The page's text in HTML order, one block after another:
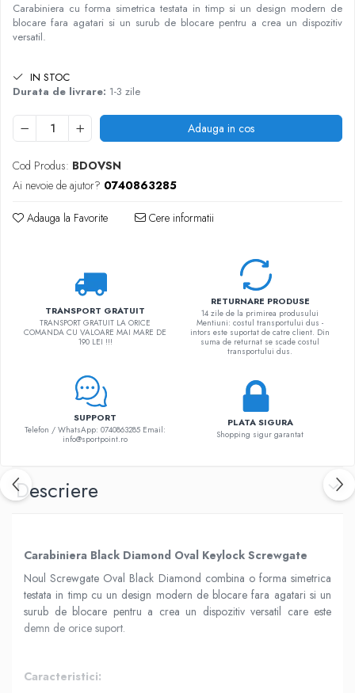
Carabiniera cu forma simetrica testata in timp si un design modern de
blocare fara agatari si un surub de blocare pentru a crea un dispozitiv
versatil.
IN STOC
Durata de livrare: 1-3 zile
Adauga in cos
Cod Produs: BDOVSN
Ai nevoie de ajutor? 0740863285
Adauga la Favorite Cere informatii
TRANSPORT GRATUIT
TRANSPORT GRATUIT LA ORICE
COMANDA CU VALOARE MAI MARE DE
190 LEI !!!
RETURNARE PRODUSE
14 zile de la primirea produsului
Mentiuni: costul transportului dus -
intors este suportat de catre client. Din
suma de returnat se scade costul
transportului dus.
SUPPORT
Telefon / WhatsApp: 0740863285 Email:
info@sportpoint.ro
PLATA SIGURA
Shopping sigur garantat
Descriere
Carabiniera Black Diamond Oval Keylock Screwgate
Noul Screwgate Oval Black Diamond combina o forma simetrica
testata in timp cu un design modern de blocare fara agatari si un
surub de blocare pentru a crea un dispozitiv versatil care este
demn de orice suport.
Caracteristici: